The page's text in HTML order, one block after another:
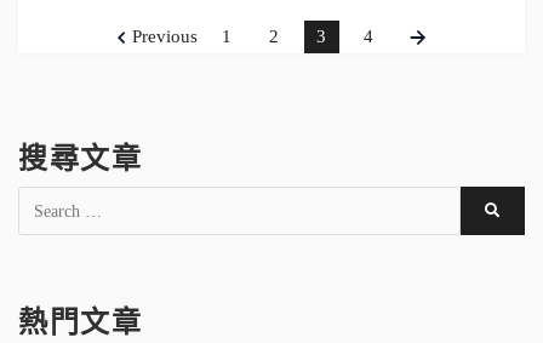
Previous 1 2 3 4
搜尋文章
熱門文章